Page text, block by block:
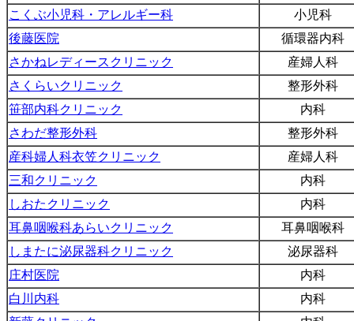
こくぶ小児科・アレルギー科
小児科
後藤医院
循環器内科
さかねレディースクリニック
産婦人科
さくらいクリニック
整形外科
笹部内科クリニック
内科
さわだ整形外科
整形外科
産科婦人科衣笠クリニック
産婦人科
三和クリニック
内科
しおたクリニック
内科
耳鼻咽喉科あらいクリニック
耳鼻咽喉科
しまたに泌尿器科クリニック
泌尿器科
庄村医院
内科
白川内科
内科